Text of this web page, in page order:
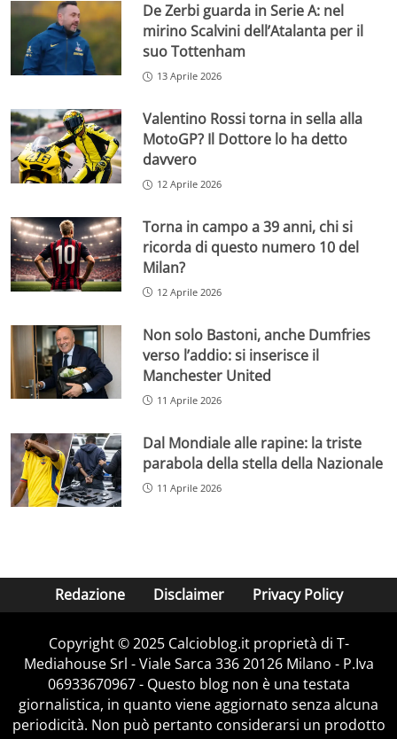
De Zerbi guarda in Serie A: nel
mirino Scalvini dell’Atalanta per il
suo Tottenham
13 Aprile 2026
Valentino Rossi torna in sella alla
MotoGP? Il Dottore lo ha detto
davvero
12 Aprile 2026
Torna in campo a 39 anni, chi si
ricorda di questo numero 10 del
Milan?
12 Aprile 2026
Non solo Bastoni, anche Dumfries
verso l’addio: si inserisce il
Manchester United
11 Aprile 2026
Dal Mondiale alle rapine: la triste
parabola della stella della Nazionale
11 Aprile 2026
Redazione Disclaimer Privacy Policy
Copyright © 2025 Calcioblog.it proprietà di T-
Mediahouse Srl - Viale Sarca 336 20126 Milano - P.Iva
06933670967 - Questo blog non è una testata
giornalistica, in quanto viene aggiornato senza alcuna
periodicità. Non può pertanto considerarsi un prodotto